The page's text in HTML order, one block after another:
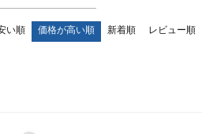
い順 価格が高い順 新着順 レビュー順